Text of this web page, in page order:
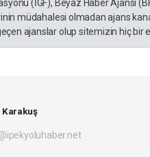
(İGF), Beyaz Haber Ajansı
müdahalesi olmadan ajans
ajanslar olup sitemizin hiç bir
Karakuş